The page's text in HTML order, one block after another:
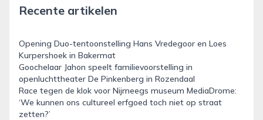
Recente artikelen
Opening Duo-tentoonstelling Hans Vredegoor en Loes
Kurpershoek in Bakermat
Goochelaar Jahon speelt familievoorstelling in
openluchttheater De Pinkenberg in Rozendaal
Race tegen de klok voor Nijmeegs museum MediaDrome:
‘We kunnen ons cultureel erfgoed toch niet op straat
zetten?’